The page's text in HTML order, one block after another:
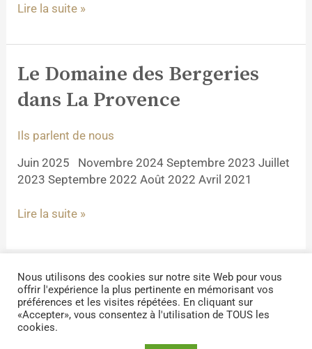
Lire la suite »
Le Domaine des Bergeries
dans La Provence
Ils parlent de nous
Juin 2025 Novembre 2024 Septembre 2023 Juillet
2023 Septembre 2022 Août 2022 Avril 2021
Le
des
dans
Provence
Lire la suite »
Copyright © 2026Domaine des Bergeries de Haute-
Provence
Nous utilisons des cookies sur notre site Web pour vous
offrir l'expérience la plus pertinente en mémorisant vos
préférences et les visites répétées. En cliquant sur
«Accepter», vous consentez à l'utilisation de TOUS les
cookies.